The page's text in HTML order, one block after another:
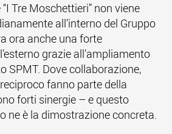
Tre Moschettieri” non viene
all’interno del Gruppo
ora anche una forte
grazie all’ampliamento
SPMT. Dove collaborazione,
fanno parte della
forti sinergie – e questo
ne è la dimostrazione concreta.